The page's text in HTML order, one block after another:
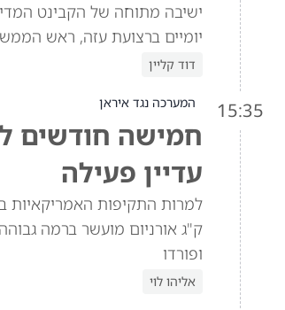
ישיבה מתוחה של הקבינט
יומיים ברצועת עזה, ראש
דוד קליין
15:35 המערכה נגד איראן
חמישה חודשים
עדיין פעילה
ק"ג אורניום מועשר ברמה
ופורדו
אליהו לוי